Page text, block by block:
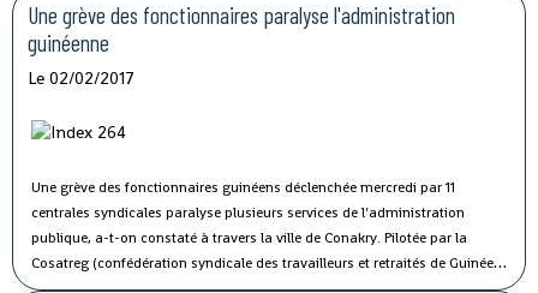
Une grève des fonctionnaires paralyse l'administration
guinéenne
Le 02/02/2017
Une grève des fonctionnaires guinéens déclenchée mercredi par 11
centrales syndicales paralyse plusieurs services de l'administration
publique, a-t-on constaté à travers la ville de Conakry. Pilotée par la
Cosatreg (confédération syndicale des travailleurs et retraités de Guinée)
et 10 centrales syndicales, la grève générale d'avertissement de 7 jours